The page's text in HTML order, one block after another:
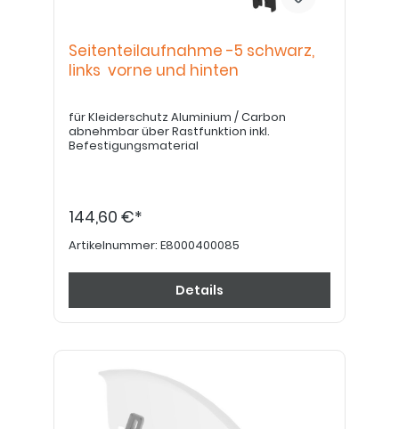
Seitenteilaufnahme -5 schwarz,
links vorne und hinten
für Kleiderschutz Aluminium / Carbon
abnehmbar über Rastfunktion inkl.
Befestigungsmaterial
144,60 €*
Artikelnummer: E8000400085
Details